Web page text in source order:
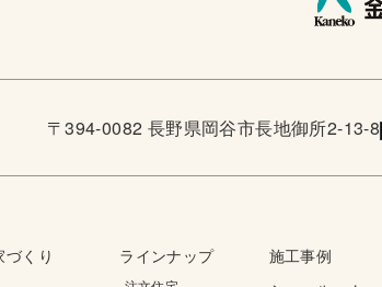
〒394-0082 長野県岡谷市長地御所2-13-8
くり ラインナップ
施工事例